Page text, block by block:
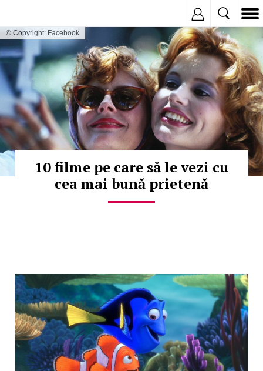
© Copyright: Facebook
10 filme pe care să le vezi cu
cea mai bună prietenă